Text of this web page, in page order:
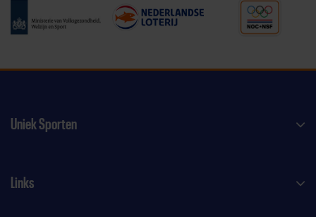
Uniek Sporten
Links